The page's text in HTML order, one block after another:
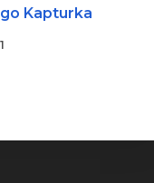
Kapturka